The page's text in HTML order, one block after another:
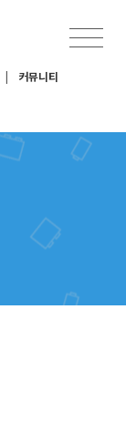
| 커뮤니티